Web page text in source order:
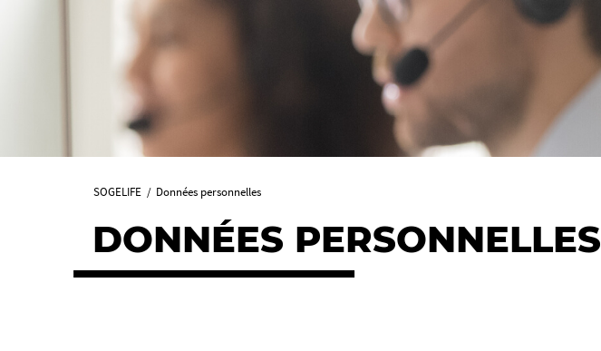
SOGELIFE Données personnelles
DONNÉES PERSONNELLES